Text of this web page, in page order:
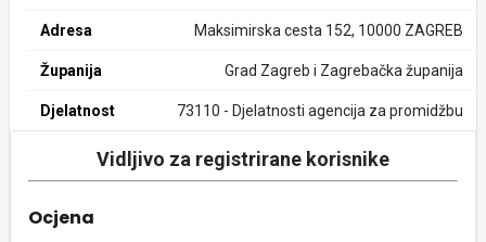
Adresa Maksimirska cesta 152, 10000 ZAGREB
Županija Grad Zagreb i Zagrebačka županija
Djelatnost 73110 - Djelatnosti agencija za promidžbu
Vidljivo za registrirane korisnike
Ocjena